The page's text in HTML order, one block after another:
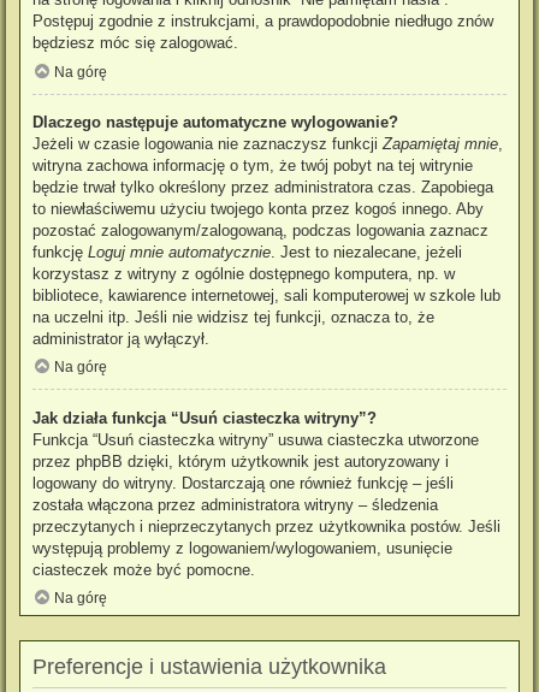
Postępuj zgodnie z instrukcjami, a prawdopodobnie niedługo znów
będziesz móc się zalogować.
Na górę
Dlaczego następuje automatyczne wylogowanie?
Jeżeli w czasie logowania nie zaznaczysz funkcji Zapamiętaj mnie
witryna zachowa informację o tym, że twój pobyt na tej witrynie
będzie trwał tylko określony przez administratora czas. Zapobiega
to niewłaściwemu użyciu twojego konta przez kogoś innego. Aby
pozostać zalogowanym/zalogowaną, podczas logowania zaznacz
funkcję Loguj mnie automatycznie . Jest to niezalecane, jeżeli
korzystasz z witryny z ogólnie dostępnego komputera, np. w
bibliotece, kawiarence internetowej, sali komputerowej w szkole lub
na uczelni itp. Jeśli nie widzisz tej funkcji, oznacza to, że
administrator ją wyłączył.
Na górę
Jak działa funkcja “Usuń ciasteczka witryny”?
Funkcja “Usuń ciasteczka witryny” usuwa ciasteczka utworzone
przez phpBB dzięki, którym użytkownik jest autoryzowany i
logowany do witryny. Dostarczają one również funkcję – jeśli
została włączona przez administratora witryny – śledzenia
przeczytanych i nieprzeczytanych przez użytkownika postów. Jeśli
występują problemy z logowaniem/wylogowaniem, usunięcie
ciasteczek może być pomocne.
Na górę
Preferencje i ustawienia użytkownika